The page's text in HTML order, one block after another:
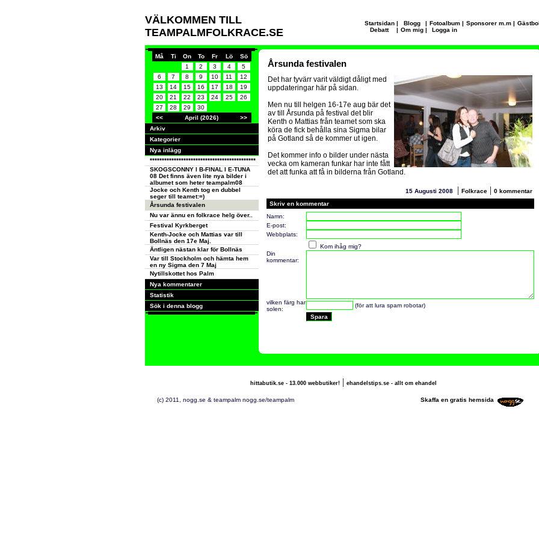
VÄLKOMMEN TILL
TEAMPALMFOLKRACE.SE
Startsidan | Blogg | Fotoalbum | Sponsorer m.m |
Debatt
| Om mig | Logga in
Må Ti On To Fr Lö
Sö
1
2 3 4
5
6
7 8 9 10 11
12
13
14 15 16 17 18
19
20
21 22 23 24 25
26
27
28 29
30
<<
April (2026)
>>
Arkiv
Kategorier
Nya inlägg
********************************************
SKOGSCONNY I B-FINAL I E-TUNA
08 Det finns även lite nya bilder i
albumet som heter teampalm08
Jocke och Kenth tog en dubbel
seger till teamet:=)
Årsunda festivalen
Nu var ännu en folkrace helg över..
Festival Kyrkberget
Kenth-Jocke och Mattias var till
Bollnäs den 17e Maj.
Äntligen nästan klar för Bollnäs
Var till Stockholm och hämta hem
en ny Sigma den 7 Maj
Nytillskottet hos Palm
Nya kommentarer
Statistik
Sök i denna blogg
Årsunda festivalen
Det har tyvärr varit väldigt dåligt med
uppdateringar här på sidan.
Men nu till helgen 16-17e aug bär det
av till Årsunda på festival det blir
Kenth o Mattias från teamet som ska
köra de fick behålla sina Sigma bilar
på Gotland så de kommer ut igen.
Det kommer info o bilder under nästa
vecka om kameran funkar har inte fått
det att funka att få in bilderna från Gotland.
15 Augusti 2008 | Folkrace | 0 kommentar
Skriv en kommentar
Namn:
E-post:
Webbplats:
Kom ihåg mig?
Din
kommentar:
vilken färg har
solen:
(för att lura spam robotar)
hittabutik.se - 13.000 webbutiker!| ehandelstips.se - allt om ehandel
(c) 2011, nogg.se & teampalm nogg.se/teampalm Skaffa en gratis hemsida